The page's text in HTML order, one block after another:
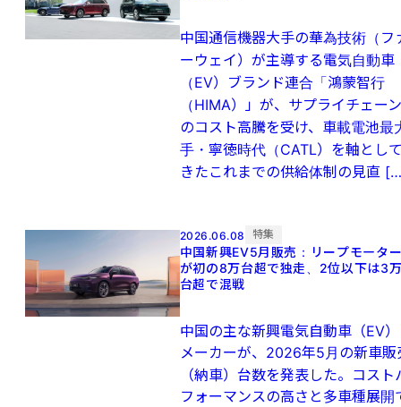
中国通信機器大手の華為技術（フ
ーウェイ）が主導する電気自動車
（EV）ブランド連合「鴻蒙智行
（HIMA）」が、サプライチェーン
のコスト高騰を受け、車載電池最
手・寧徳時代（CATL）を軸とし
きたこれまでの供給体制の見直
2026.06.08 特集
中国新興EV5月販売：リープモータ
が初の8万台超で独走、2位以下は3
台超で混戦
中国の主な新興電気自動車（EV）
メーカーが、2026年5月の新車販
（納車）台数を発表した。コスト
フォーマンスの高さと多車種展開